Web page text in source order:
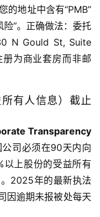
的地址中含有“PMB”
险”。正确做法：委托
N Gould St, Suite
为商业套房而非邮
有人信息）截止
Transparency
司必须在90天内向
以上股份的受益所有
2025年的最新执法
因逾期未报被处每天